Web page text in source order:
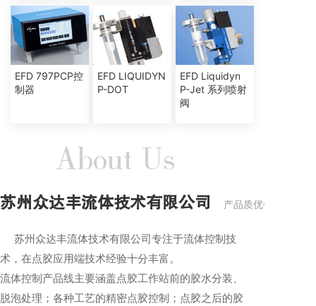
EFD 797PCP控
制器
EFD LIQUIDYN
P-DOT
EFD Liquidyn
P-Jet 系列喷射
阀
About Us
苏州众达丰流体技术有限公司 产品质优价廉，
苏州众达丰流体技术有限公司专注于流体控制技
术，在点胶应用端技术经验十分丰富。
流体控制产品线主要涵盖点胶工作站前的胶水分装、
脱泡处理；各种工艺的精密点胶控制；点胶之后的胶